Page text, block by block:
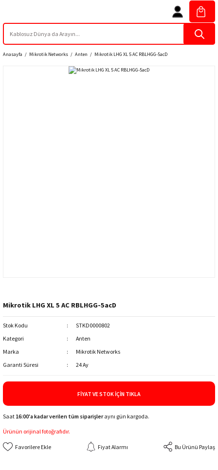
Anasayfa Mikrotik Networks Anten Mikrotik LHG XL 5 AC RBLHGG-5acD
Mikrotik LHG XL 5 AC RBLHGG-5acD
Stok Kodu
STKD0000802
Kategori
Anten
Marka
Mikrotik Networks
Garanti Süresi
24 Ay
FIYAT VE STOK İÇIN TIKLA
Saat 16:00'a kadar verilen tüm siparişleraynı gün kargoda.
Ürünün orijinal fotoğrafıdır.
Fiyat Alarmı Bu Ürünü Paylaş